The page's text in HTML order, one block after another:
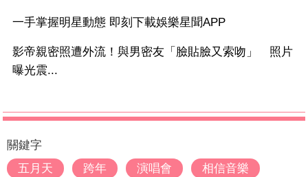
一手掌握明星動態 即刻下載娛樂星聞APP
影帝親密照遭外流！與男密友「臉貼臉又索吻」 照片
曝光震...
關鍵字
五月天
跨年 演唱會 相信音樂